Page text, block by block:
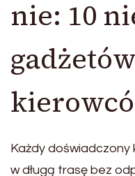
nie: 10
Każdy doświadczony
w długą trasę bez